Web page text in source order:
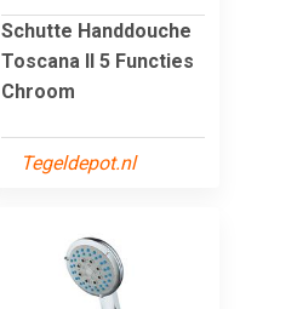
Schutte Handdouche
Toscana II 5 Functies
Chroom
Tegeldepot.nl